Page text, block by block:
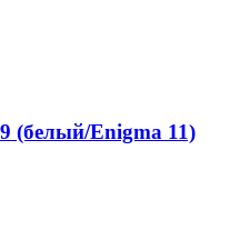
(белый/Enigma 11)